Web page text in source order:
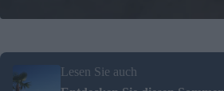
Lesen Sie auch